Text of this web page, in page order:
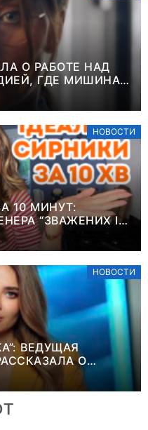
О РАБОТЕ НАД
ГДЕ МИШИНА В
НОВОСТИ
10 МИНУТ:
“ЗВАЖЕНИХ І
НОВОСТИ
ВЕДУЩАЯ
О
В ЗИМНИХ
Игры
Голливуд
скупает